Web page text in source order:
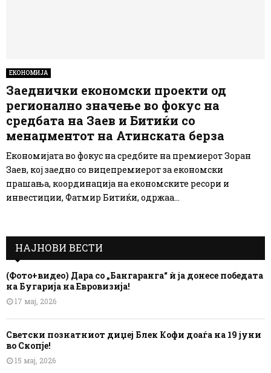
ЕКОНОМИЈА
Заеднички економски проекти од
регионално значење во фокус на
средбата на Заев и Битиќи со
менаџментот на Атинската берза
Економијата во фокус на средбите на премиерот Зоран
Заев, кој заедно со вицепремиерот за економски
прашања, координација на економските ресори и
инвестиции, Фатмир Битиќи, одржаа...
НАЈНОВИ ВЕСТИ
(Фото+видео) Дара со „Бангаранга“ ѝ ја донесе победата
на Бугарија на Евровизија!
17 мај, 2026
Светски познатниот диџеј Блек Кофи доаѓа на 19 јуни
во Скопје!
15 мај, 2026